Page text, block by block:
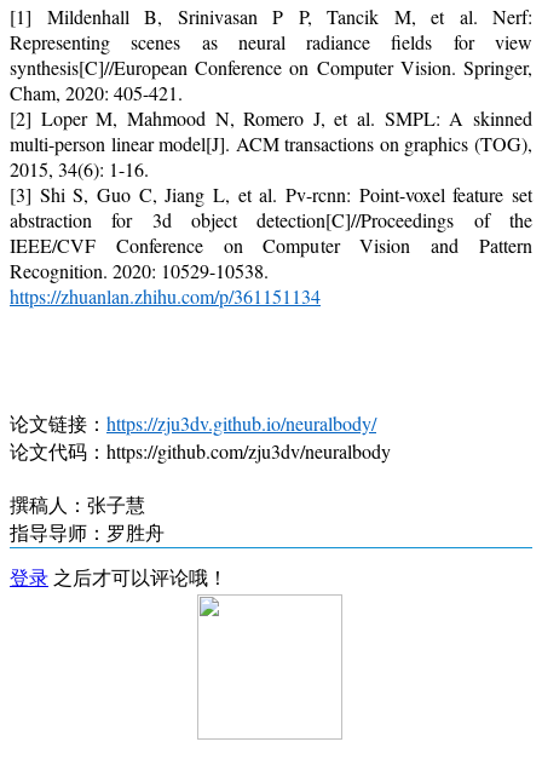
[1] Mildenhall B, Srinivasan P P, Tancik M, et al. Nerf:
Representing scenes as neural radiance fields for view
synthesis[C]//European Conference on Computer Vision. Springer,
Cham, 2020: 405-421.
[2] Loper M, Mahmood N, Romero J, et al. SMPL: A skinned
multi-person linear model[J]. ACM transactions on graphics (TOG),
2015, 34(6): 1-16.
[3] Shi S, Guo C, Jiang L, et al. Pv-rcnn: Point-voxel feature set
abstraction for 3d object detection[C]//Proceedings of the
IEEE/CVF Conference on Computer Vision and Pattern
Recognition. 2020: 10529-10538.
https://zhuanlan.zhihu.com/p/361151134
论文链接： https://zju3dv.github.io/neuralbody/
论文代码：https://github.com/zju3dv/neuralbody
撰稿人：张子慧
指导导师：罗胜舟
登录 之后才可以评论哦！